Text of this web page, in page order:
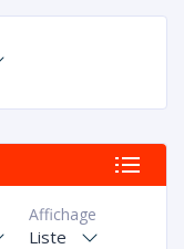
Affichage
Liste